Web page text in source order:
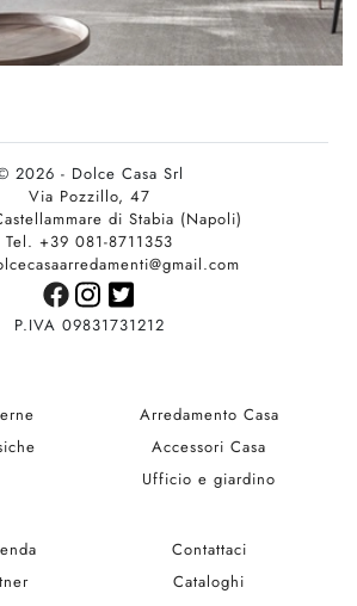
2026 - Dolce Casa Srl
Via Pozzillo, 47
di Stabia (Napoli)
Tel. +39 081-8711353
P.IVA 09831731212
Arredamento Casa
Accessori Casa
Ufficio e giardino
Contattaci
Cataloghi